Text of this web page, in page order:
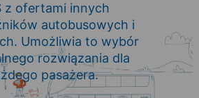
z ofertami innych
autobusowych i
Umożliwia to wybór
rozwiązania dla
pasażera.